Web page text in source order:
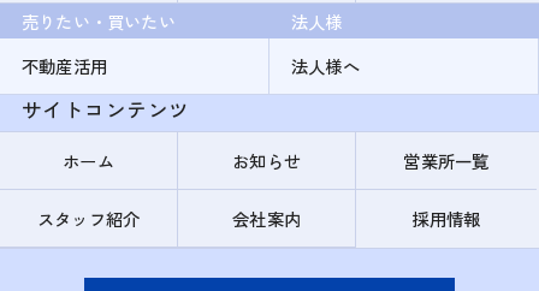
売りたい・買いたい
不動産活用
法人様
法人様へ
サイトコンテンツ
ホーム お知らせ 営業所一覧
スタッフ紹介 会社案内 採用情報